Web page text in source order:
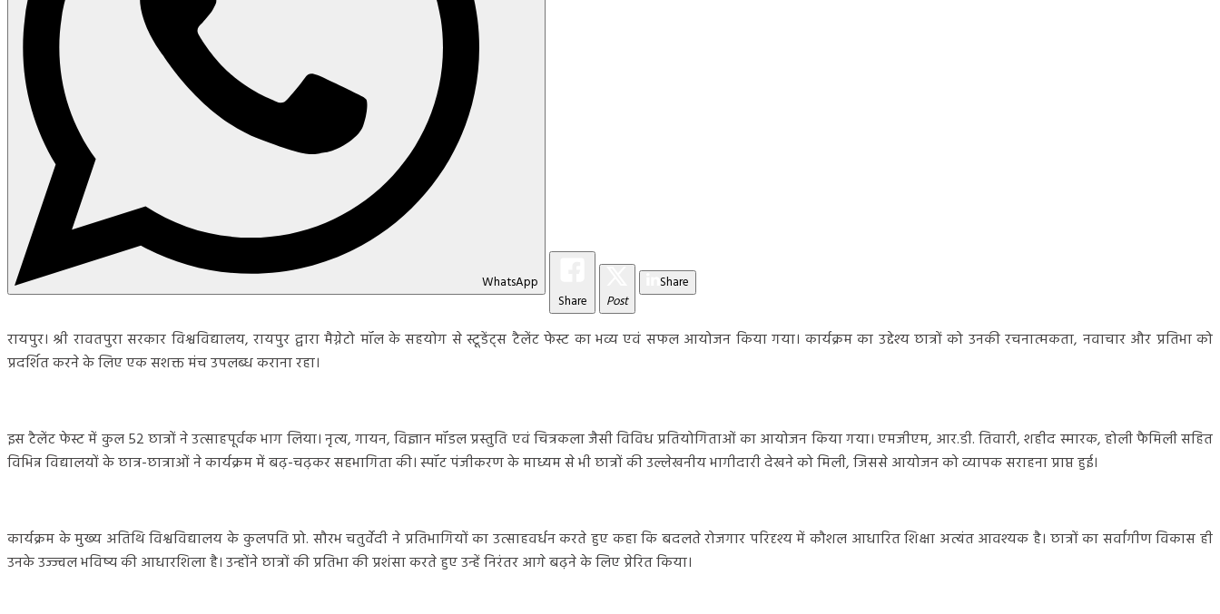
WhatsApp
Share
Post
Share
रायपुर। श्री रावतपुरा सरकार विश्वविद्यालय, रायपुर द्वारा मैग्नेटो मॉल के सहयोग से स्टूडेंट्स टैलेंट फेस्ट का भव्य एवं सफल आयोजन किया गया। कार्यक्रम का उद्देश्य छात्रों को उनकी रचनात्मकता, नवाचार और प्रतिभा को
प्रदर्शित करने के लिए एक सशक्त मंच उपलब्ध कराना रहा।
इस टैलेंट फेस्ट में कुल 52 छात्रों ने उत्साहपूर्वक भाग लिया। नृत्य, गायन, विज्ञान मॉडल प्रस्तुति एवं चित्रकला जैसी विविध प्रतियोगिताओं का आयोजन किया गया। एमजीएम, आर.डी. तिवारी, शहीद स्मारक, होली फैमिली सहित
विभिन्न विद्यालयों के छात्र-छात्राओं ने कार्यक्रम में बढ़-चढ़कर सहभागिता की। स्पॉट पंजीकरण के माध्यम से भी छात्रों की उल्लेखनीय भागीदारी देखने को मिली, जिससे आयोजन को व्यापक सराहना प्राप्त हुई।
कार्यक्रम के मुख्य अतिथि विश्वविद्यालय के कुलपति प्रो. सौरभ चतुर्वेदी ने प्रतिभागियों का उत्साहवर्धन करते हुए कहा कि बदलते रोजगार परिदृश्य में कौशल आधारित शिक्षा अत्यंत आवश्यक है। छात्रों का सर्वांगीण विकास ही
उनके उज्ज्वल भविष्य की आधारशिला है। उन्होंने छात्रों की प्रतिभा की प्रशंसा करते हुए उन्हें निरंतर आगे बढ़ने के लिए प्रेरित किया।